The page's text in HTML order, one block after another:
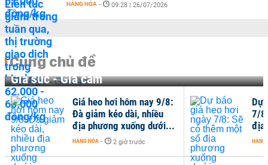
HÀNG HÓA - 09:28 | 26/07/2026
Cùng chủ đề
Gia súc - Gia cầm
Giá heo hơi hôm nay 9/8:
Đà giảm kéo dài, nhiều
địa phương xuống dưới...
HÀNG HÓA - 2 giờ trước
Dự
7/
địa
HÀNG